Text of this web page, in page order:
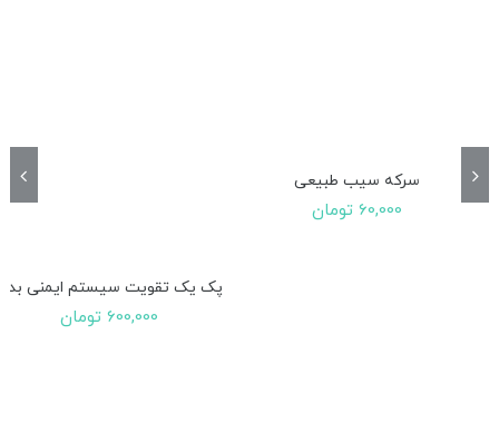
سرکه سیب طبیعی
60,000 تومان
پک یک تقویت سیستم ایمنی
600,000 تومان